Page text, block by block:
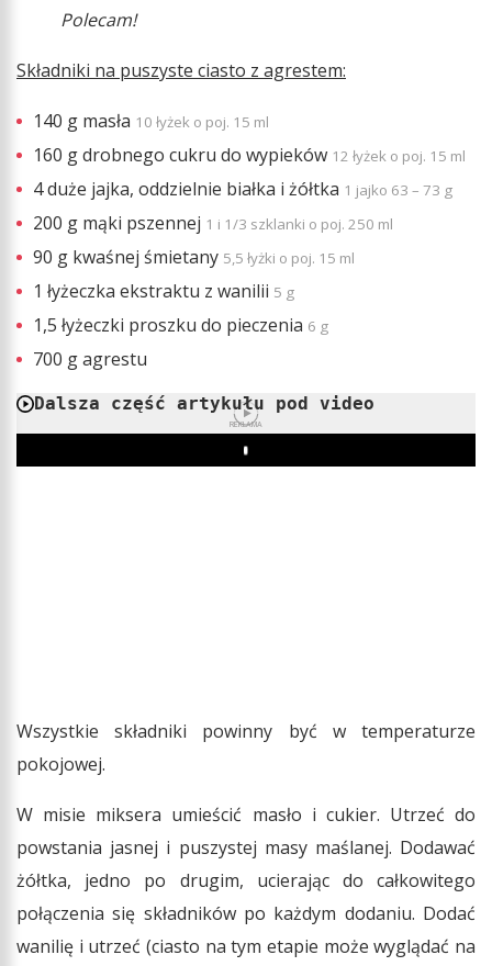
Polecam!
Składniki na puszyste ciasto z agrestem:
140 g masła 10 łyżek o poj. 15 ml
160 g drobnego cukru do wypieków 12 łyżek o poj. 15 ml
4 duże jajka, oddzielnie białka i żółtka 1 jajko 63 – 73 g
200 g mąki pszennej 1 i 1/3 szklanki o poj. 250 ml
90 g kwaśnej śmietany 5,5 łyżki o poj. 15 ml
1 łyżeczka ekstraktu z wanilii 5 g
1,5 łyżeczki proszku do pieczenia 6 g
700 g agrestu
Dalsza część artykułu pod video
REKLAMA
Play
Wszystkie składniki powinny być w temperaturze
pokojowej.
W misie miksera umieścić masło i cukier. Utrzeć do
powstania jasnej i puszystej masy maślanej. Dodawać
żółtka, jedno po drugim, ucierając do całkowitego
połączenia się składników po każdym dodaniu. Dodać
wanilię i utrzeć (ciasto na tym etapie może wyglądać na